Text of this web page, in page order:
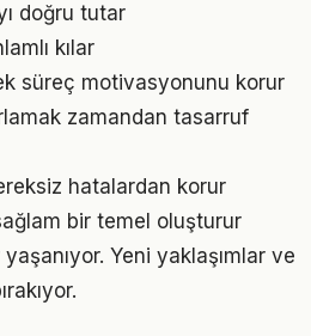
doğru tutar
kılar
süreç motivasyonunu korur
zamandan tasarruf
hatalardan korur
bir temel oluşturur
Yeni yaklaşımlar ve